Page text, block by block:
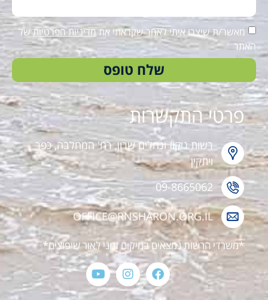
מאשר/ת שיצרו איתי לאחר שקראתי אתמדיניות הפרטיותשל
האתר
שלח טופס
פרטי התקשרות
רשות ניקוז ונחלים שרון, רח' המחלבה, כפר
ויתקין
09-8665062
OFFICE@RNSHARON.ORG.IL
*משרדי הרשות נמצאים במיקום זמני לאור שיפוצים*